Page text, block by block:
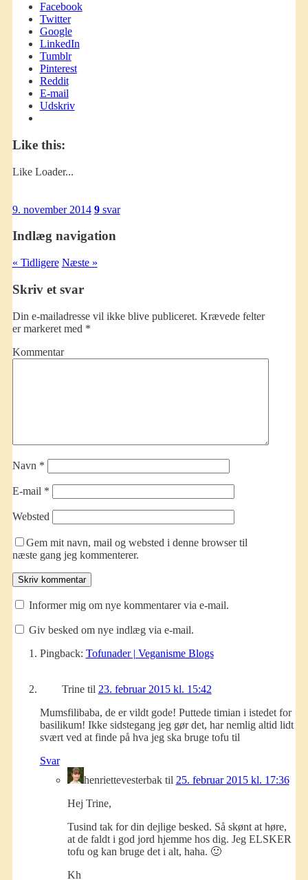
Facebook
Twitter
Google
LinkedIn
Tumblr
Pinterest
Reddit
E-mail
Udskriv
Like this:
Like Loader...
9. november 2014 9svar
Indlæg navigation
« Tidligere Næste »
Skriv et svar
Din e-mailadresse vil ikke blive publiceret. Krævede felter
er markeret med *
Kommentar
Navn *
E-mail *
Websted
Gem mit navn, mail og websted i denne browser til
næste gang jeg kommenterer.
Informer mig om nye kommentarer via e-mail.
Giv besked om nye indlæg via e-mail.
Pingback: Tofunader | Veganisme Blogs
Trinetil 23. februar 2015 kl. 15:42
Mumsfilibaba, de er vildt gode! Puttede timian i istedet for
basilikum! Ikke sidstegang jeg gør det, har nemlig altid lidt
svært ved at finde på hva jeg ska bruge tofu til
Svar
henriettevesterbaktil 25. februar 2015 kl. 17:36
Hej Trine,
Tusind tak for din dejlige besked. Så skønt at høre,
at de faldt i god jord hjemme hos dig. Jeg ELSKER
tofu og kan bruge det i alt, haha. 🙂
Kh